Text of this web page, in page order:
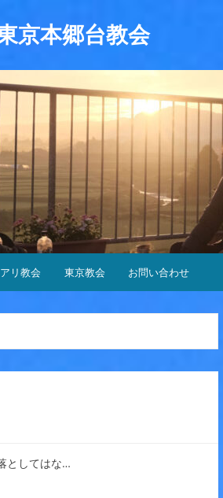
京本郷台教会
リ教会 東京教会 お問い合わせ
としてはな…